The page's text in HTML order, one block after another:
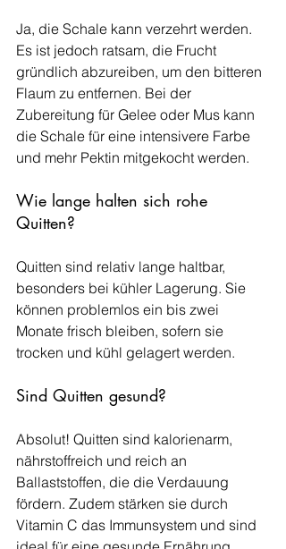
Ja, die Schale kann verzehrt werden.
Es ist jedoch ratsam, die Frucht
gründlich abzureiben, um den bitteren
Flaum zu entfernen. Bei der
Zubereitung für Gelee oder Mus kann
die Schale für eine intensivere Farbe
und mehr Pektin mitgekocht werden.
Wie lange halten sich rohe
Quitten?
Quitten sind relativ lange haltbar,
besonders bei kühler Lagerung. Sie
können problemlos ein bis zwei
Monate frisch bleiben, sofern sie
trocken und kühl gelagert werden.
Sind Quitten gesund?
Absolut! Quitten sind kalorienarm,
nährstoffreich und reich an
Ballaststoffen, die die Verdauung
fördern. Zudem stärken sie durch
Vitamin C das Immunsystem und sind